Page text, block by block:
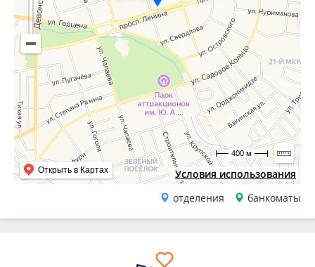
Условия использования
Открыть в Картах
400 м
отделения банкоматы